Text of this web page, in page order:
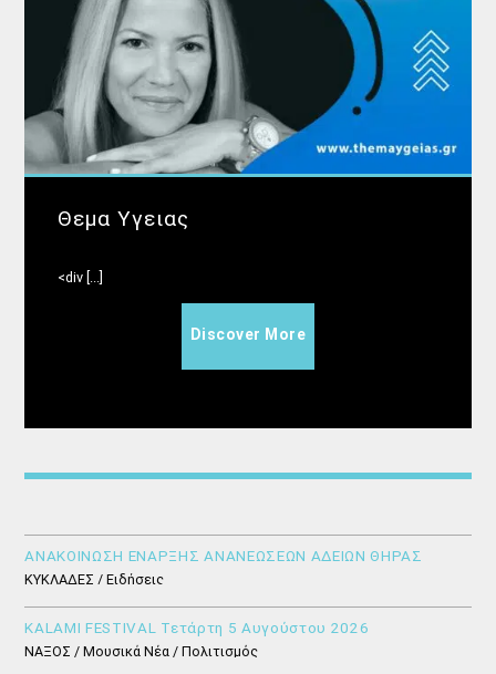
Θεμα Υγειας
<div [...]
Discover More
ΑΝΑΚΟΙΝΩΣΗ ΕΝΑΡΞΗΣ ΑΝΑΝΕΩΣΕΩΝ ΑΔΕΙΩΝ ΘΗΡΑΣ
ΚΥΚΛΑΔΕΣ / Ειδήσεις
KALAMI FESTIVAL Τετάρτη 5 Αυγούστου 2026
ΝΑΞΟΣ / Μουσικά Νέα / Πολιτισμός